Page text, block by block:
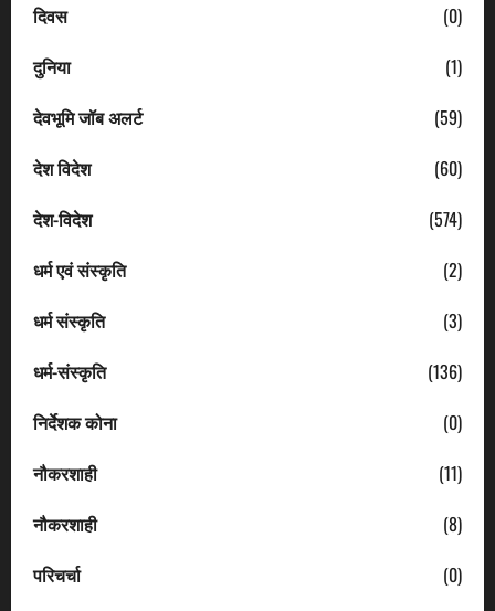
दिवस
(0)
दुनिया
(1)
देवभूमि जॉब अलर्ट
(59)
देश विदेश
(60)
देश-विदेश
(574)
धर्म एवं संस्कृति
(2)
धर्म संस्कृति
(3)
धर्म-संस्कृति
(136)
निर्देशक कोना
(0)
नौकरशाही
(11)
नौकरशाही
(8)
परिचर्चा
(0)